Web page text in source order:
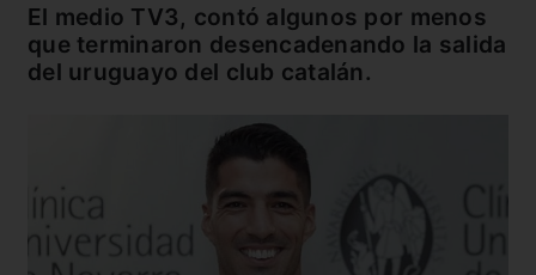
El medio TV3, contó algunos por menos
que terminaron desencadenando la salida
del uruguayo del club catalán.